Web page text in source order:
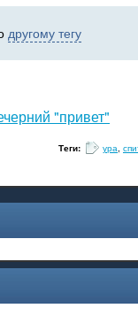
другому тегу
"привет"
Теги: ура,